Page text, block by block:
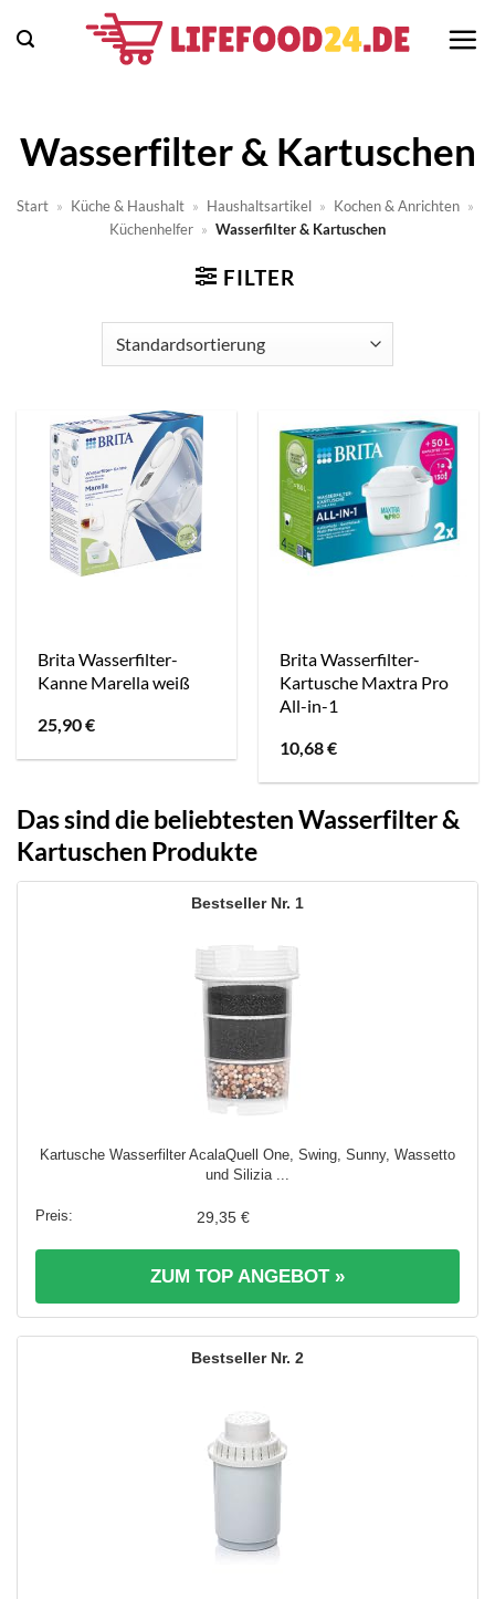
Inhalt
Wasserfilter & Kartuschen
Start » Küche & Haushalt » Haushaltsartikel » Kochen & Anrichten »
Küchenhelfer » Wasserfilter & Kartuschen
FILTER
Brita Wasserfilter-
Kanne Marella weiß
25,90€
Brita Wasserfilter-
Kartusche Maxtra Pro
All-in-1
10,68€
Das sind die beliebtesten Wasserfilter &
Kartuschen Produkte
1
Kartusche Wasserfilter AcalaQuell One, Swing, Sunny, Wassetto
und Silizia ...
29,35 €
ZUM TOP ANGEBOT »
2